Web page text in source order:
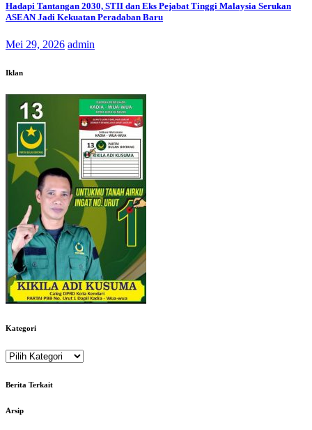
Hadapi Tantangan 2030, STII dan Eks Pejabat Tinggi Malaysia Serukan
ASEAN Jadi Kekuatan Peradaban Baru
Mei 29, 2026 admin
Iklan
Kategori
Kategori
Berita Terkait
Arsip